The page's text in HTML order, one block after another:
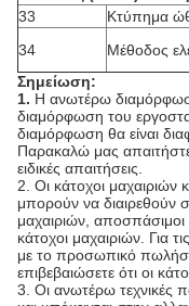
33
Κτύπημα
34
Μέθοδος
Σημείωση:
1. Η ανωτέρω
διαμόρφωση του
διαμόρφωση θα είναι
Παρακαλώ μας
ειδικές απαιτήσεις.
2. Οι κάτοχοι
μπορούν να διαιρεθούν
μαχαιριών, αποσπάσιμοι
κάτοχοι μαχαιριών. Για
με το προσωπικό
επιβεβαιώσετε ότι οι
3. Οι ανωτέρω τεχνικές